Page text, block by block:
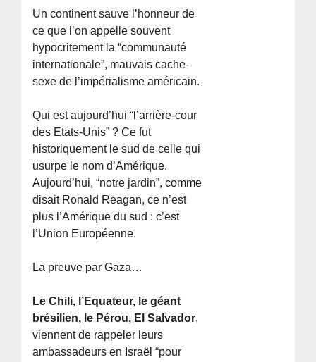
Un continent sauve l’honneur de
ce que l’on appelle souvent
hypocritement la “communauté
internationale”, mauvais cache-
sexe de l’impérialisme américain.
Qui est aujourd’hui “l’arrière-cour
des Etats-Unis” ? Ce fut
historiquement le sud de celle qui
usurpe le nom d’Amérique.
Aujourd’hui, “notre jardin”, comme
disait Ronald Reagan, ce n’est
plus l’Amérique du sud : c’est
l’Union Européenne.
La preuve par Gaza…
Le Chili, l’Equateur, le géant
brésilien, le Pérou, El Salvador,
viennent de rappeler leurs
ambassadeurs en Israël “pour